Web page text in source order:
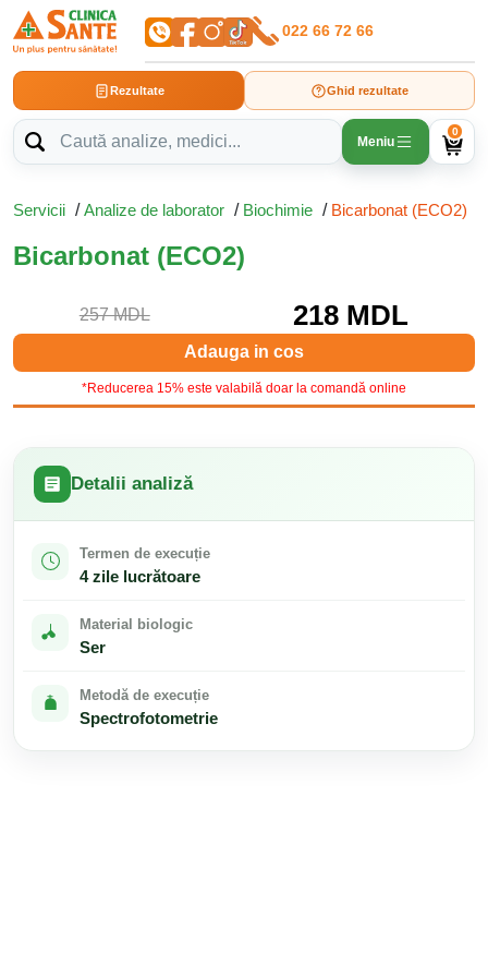
022 66 72 66
Rezultate Ghid rezultate
Meniu
0
Servicii /Analize de laborator / Biochimie / Bicarbonat (ECO2)
Bicarbonat (ECO2)
257 MDL 218 MDL
Adauga in cos
*Reducerea 15% este valabilă doar la comandă online
Detalii analiză
Termen de execuție
4 zile lucrătoare
Material biologic
Ser
Metodă de execuție
Spectrofotometrie